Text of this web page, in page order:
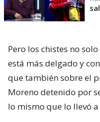
Pero los chistes no
está más delgado y
que también sobre el
Moreno detenido por
lo mismo que lo llevó